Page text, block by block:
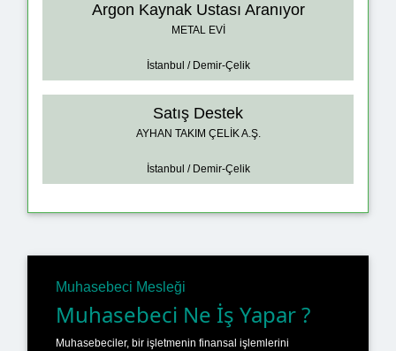
Argon Kaynak Ustası Aranıyor
METAL EVİ
İstanbul / Demir-Çelik
Satış Destek
AYHAN TAKIM ÇELİK A.Ş.
İstanbul / Demir-Çelik
Muhasebeci Mesleği
Muhasebeci Ne İş Yapar ?
Muhasebeciler, bir işletmenin finansal işlemlerini